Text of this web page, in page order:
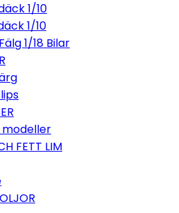
1/10
1/10
1/18 Bilar
modeller
FETT LIM